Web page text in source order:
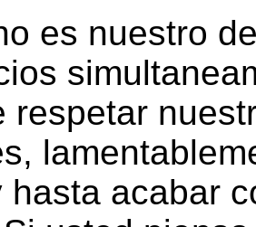
es nuestro
respetar
hasta acabar